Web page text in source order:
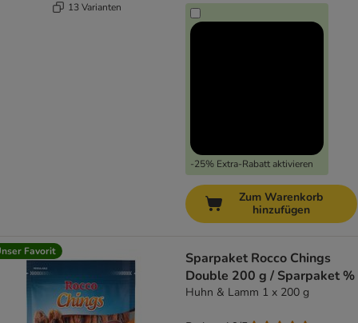
13 Varianten
-25% Extra-Rabatt aktivieren
Zum Warenkorb
hinzufügen
Favorit
Sparpaket Rocco Chings
Double 200 g / Sparpaket %
Huhn & Lamm 1 x 200 g